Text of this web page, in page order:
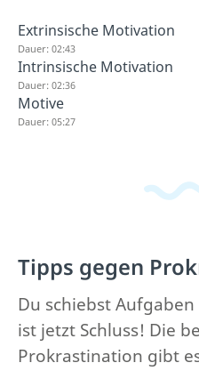
Extrinsische Motivation
Dauer: 02:43
Intrinsische Motivation
Dauer: 02:36
Motive
Dauer: 05:27
Tipps gegen
Du schiebst
ist jetzt Schluss! Die
Prokrastination gibt